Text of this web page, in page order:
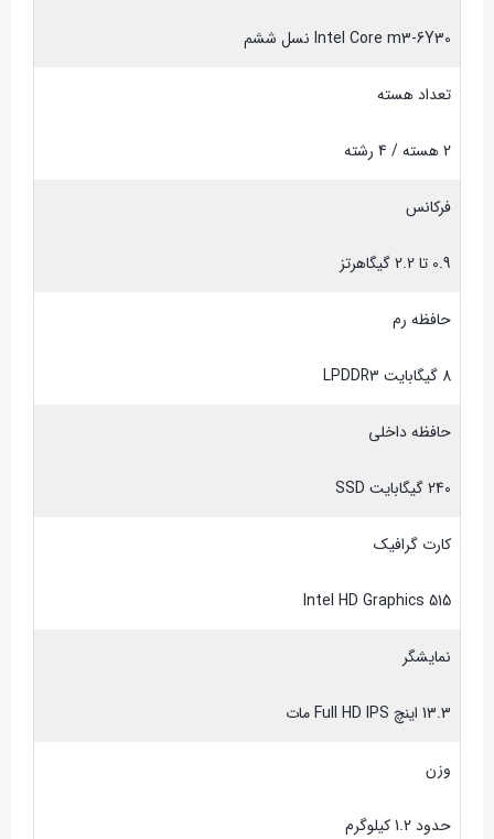
Intel Core m3-6Y30 نسل ششم
تعداد هسته
2 هسته / 4 رشته
فرکانس
0.9 تا 2.2 گیگاهرتز
حافظه رم
8 گیگابایت LPDDR3
حافظه داخلی
240 گیگابایت SSD
کارت گرافیک
Intel HD Graphics 515
نمایشگر
13.3 اینچ Full HD IPS مات
وزن
حدود 1.2 کیلوگرم